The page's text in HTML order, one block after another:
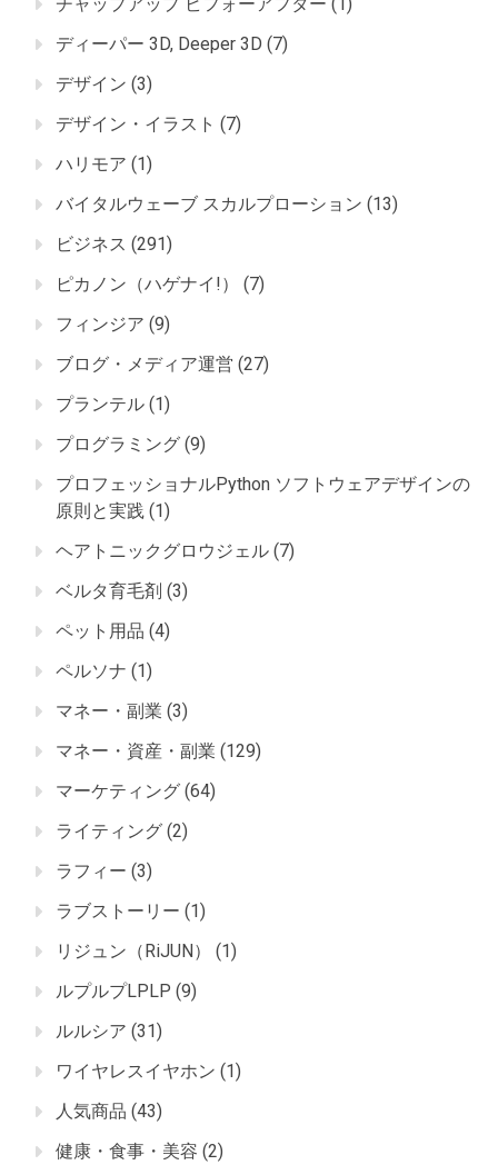
ディーパー 3D, Deeper 3D (7)
デザイン (3)
デザイン・イラスト (7)
ハリモア (1)
バイタルウェーブ スカルプローション (13)
ビジネス (291)
ピカノン（ハゲナイ!）
(7)
フィンジア (9)
ブログ・メディア運営 (27)
プランテル (1)
プログラミング (9)
プロフェッショナルPython ソフトウェアデザインの
原則と実践 (1)
ヘアトニックグロウジェル (7)
ベルタ育毛剤 (3)
ペット用品 (4)
ペルソナ (1)
マネー・副業 (3)
マネー・資産・副業 (129)
マーケティング (64)
ライティング (2)
ラフィー (3)
ラブストーリー (1)
リジュン（RiJUN）
(1)
ルプルプLPLP (9)
ルルシア (31)
ワイヤレスイヤホン (1)
人気商品 (43)
健康・食事・美容 (2)